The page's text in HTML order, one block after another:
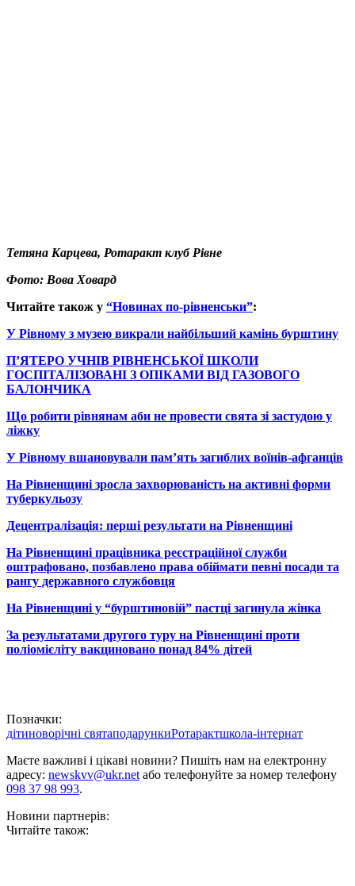
Тетяна Карцева, Ротаракт клуб Рівне
Фото: Вова Ховард
Читайте також у “Новинах по-рівненськи”:
У Рівному з музею викрали найбільший камінь бурштину
П’ЯТЕРО УЧНІВ РІВНЕНСЬКОЇ ШКОЛИ
ГОСПІТАЛІЗОВАНІ З ОПІКАМИ ВІД ГАЗОВОГО
БАЛОНЧИКА
Що робити рівнянам аби не провести свята зі застудою у
ліжку
У Рівному вшановували пам’ять загиблих воїнів-афганців
На Рівненщині зросла захворюваність на активні форми
туберкульозу
Децентралізація: перші результати на Рівненщині
На Рівненщині працівника реєстраційної служби
оштрафовано, позбавлено права обіймати певні посади та
рангу державного службовця
На Рівненщині у “бурштиновій” пастці загинула жінка
За результатами другого туру на Рівненщині проти
поліомієліту вакциновано понад 84% дітей
Позначки:
дітиноворічні святаподарункиРотарактшкола-інтернат
Маєте важливі і цікаві новини? Пишіть нам на електронну
адресу: newskvv@ukr.netабо телефонуйте за номер телефону
098 37 98 993.
Новини партнерів:
Читайте також: